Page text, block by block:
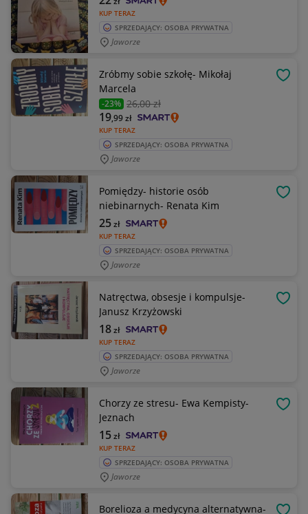
KUP TERAZ
SPRZEDAJĄCY: OSOBA PRYWATNA
Jaworze
Zróbmy sobie szkołę- Mikołaj
Marcela
-23% 26,00 zł
KUP TERAZ
19,99zł
SPRZEDAJĄCY: OSOBA PRYWATNA
Jaworze
Pomiędzy- historie osób
niebinarnych- Renata Kim
KUP TERAZ
25zł
SPRZEDAJĄCY: OSOBA PRYWATNA
Jaworze
Natręctwa, obsesje i kompulsje-
Janusz Krzyżowski
KUP TERAZ
18zł
SPRZEDAJĄCY: OSOBA PRYWATNA
Jaworze
Chorzy ze stresu- Ewa Kempisty-
Jeznach
KUP TERAZ
15zł
SPRZEDAJĄCY: OSOBA PRYWATNA
Jaworze
Borelioza a medycyna alternatywna-